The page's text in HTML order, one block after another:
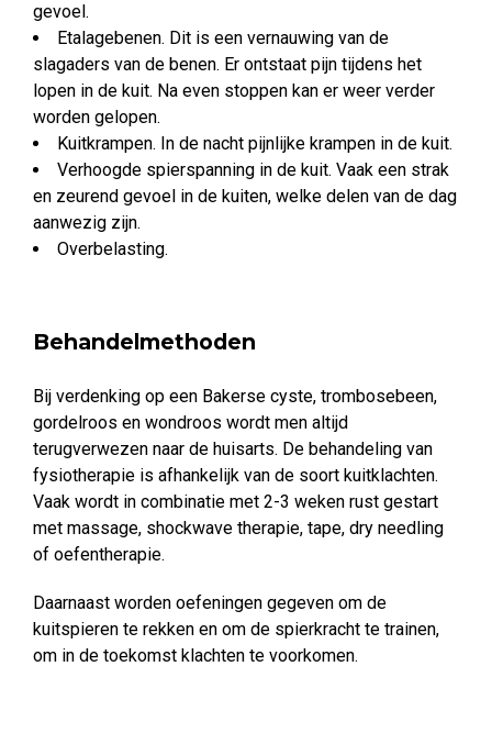
gevoel.
Etalagebenen. Dit is een vernauwing van de
slagaders van de benen. Er ontstaat pijn tijdens het
lopen in de kuit. Na even stoppen kan er weer verder
worden gelopen.
Kuitkrampen. In de nacht pijnlijke krampen in de kuit.
Verhoogde spierspanning in de kuit. Vaak een strak
en zeurend gevoel in de kuiten, welke delen van de dag
aanwezig zijn.
Overbelasting.
Behandelmethoden
Bij verdenking op een Bakerse cyste, trombosebeen,
gordelroos en wondroos wordt men altijd
terugverwezen naar de huisarts. De behandeling van
fysiotherapie is afhankelijk van de soort kuitklachten.
Vaak wordt in combinatie met 2-3 weken rust gestart
met massage, shockwave therapie, tape, dry needling
of oefentherapie.
Daarnaast worden oefeningen gegeven om de
kuitspieren te rekken en om de spierkracht te trainen,
om in de toekomst klachten te voorkomen.